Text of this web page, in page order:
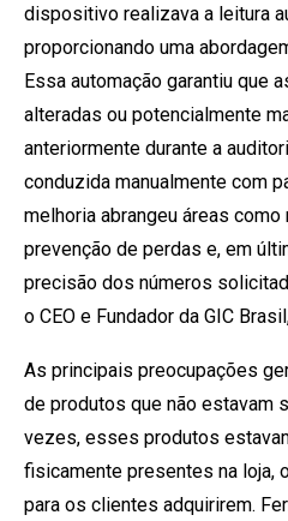
dispositivo realizava a leitura
proporcionando uma
Essa automação garantiu que
alteradas ou potencialmente
anteriormente durante a
conduzida manualmente com
melhoria abrangeu áreas
prevenção de perdas e, em
precisão dos números
o CEO e Fundador da GIC
As principais preocupações
de produtos que não estavam
vezes, esses produtos
fisicamente presentes na loja,
para os clientes adquirirem.